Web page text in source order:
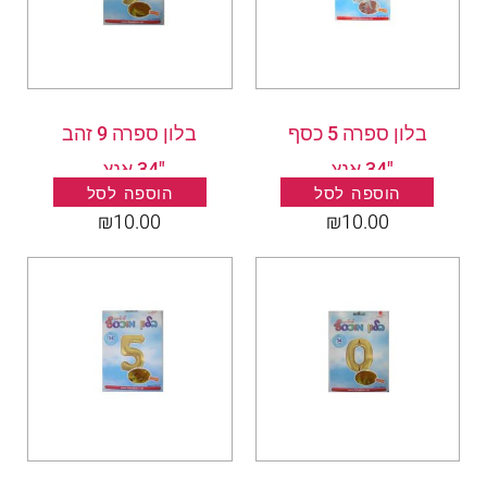
בלון ספרה 5 כסף
"34 אנץ .
הוספה לסל
₪10.00
בלון ספרה 9 זהב
"34 אנץ .
הוספה לסל
₪10.00